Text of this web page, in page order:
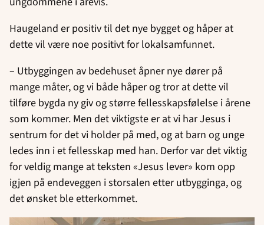
Haugeland er positiv til det nye bygget og håper at
dette vil være noe positivt for lokalsamfunnet.
– Utbyggingen av bedehuset åpner nye dører på
mange måter, og vi både håper og tror at dette vil
tilføre bygda ny giv og større fellesskapsfølelse i årene
som kommer. Men det viktigste er at vi har Jesus i
sentrum for det vi holder på med, og at barn og unge
ledes inn i et fellesskap med han. Derfor var det viktig
for veldig mange at teksten «Jesus lever» kom opp
igjen på endeveggen i storsalen etter utbygginga, og
det ønsket ble etterkommet.